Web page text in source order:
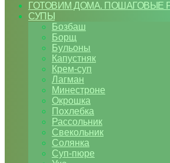
ГОТОВИМ ДОМА. ПОШАГОВЫЕ
СУПЫ
Бозбаш
Борщ
Бульоны
Капустняк
Крем-суп
Лагман
Минестроне
Окрошка
Похлебка
Рассольник
Свекольник
Солянка
Суп-пюре